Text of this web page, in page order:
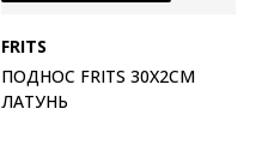
FRITS
ПОДНОС FRITS 30X2СМ
ЛАТУНЬ